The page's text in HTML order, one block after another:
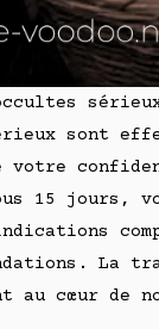
sont
votre
15 jours,
La
au cœur de